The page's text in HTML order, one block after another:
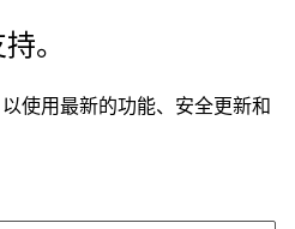
。
使用最新的功能、安全更新和